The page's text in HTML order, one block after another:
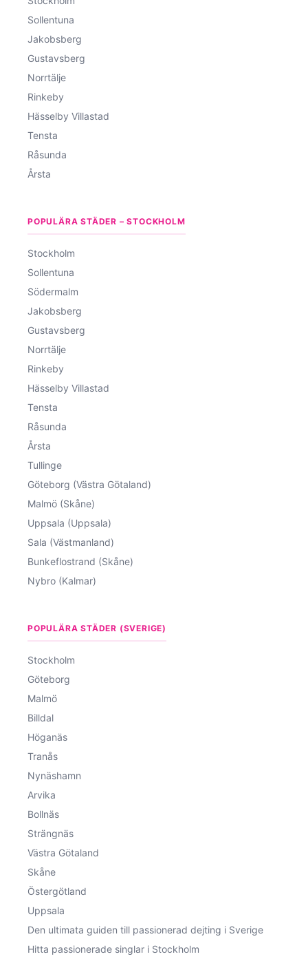
Sollentuna
Jakobsberg
Gustavsberg
Norrtälje
Rinkeby
Hässelby Villastad
Tensta
Råsunda
Årsta
POPULÄRA STÄDER – STOCKHOLM
Stockholm
Sollentuna
Södermalm
Jakobsberg
Gustavsberg
Norrtälje
Rinkeby
Hässelby Villastad
Tensta
Råsunda
Årsta
Tullinge
Göteborg (Västra Götaland)
Malmö (Skåne)
Uppsala (Uppsala)
Sala (Västmanland)
Bunkeflostrand (Skåne)
Nybro (Kalmar)
POPULÄRA STÄDER (SVERIGE)
Stockholm
Göteborg
Malmö
Billdal
Höganäs
Tranås
Nynäshamn
Arvika
Bollnäs
Strängnäs
Västra Götaland
Skåne
Östergötland
Uppsala
Den ultimata guiden till passionerad dejting i Sverige
Hitta passionerade singlar i Stockholm